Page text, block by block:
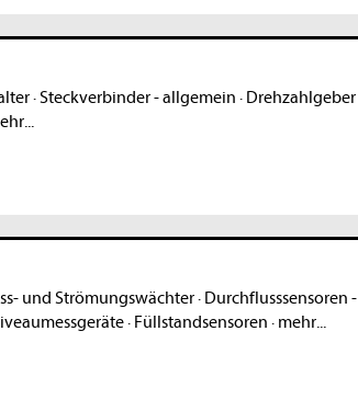
·Steckverbinder - allgemein · Drehzahlgeber
und Strömungswächter· Durchflusssensoren -
· Füllstandsensoren · mehr...